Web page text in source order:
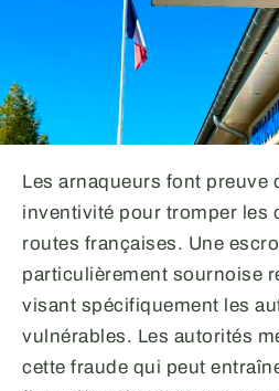
Les arnaqueurs font preuve
inventivité pour tromper les
routes françaises. Une
particulièrement sournoise
visant spécifiquement les
vulnérables. Les autorités
cette fraude qui peut